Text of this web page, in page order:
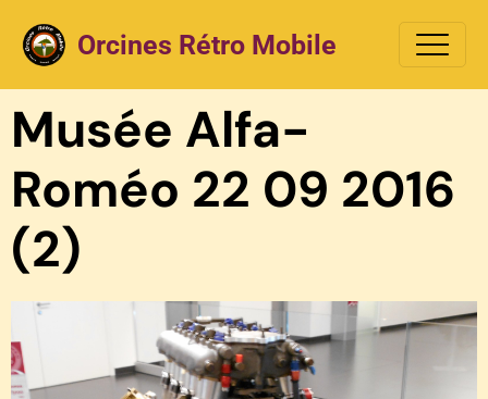
Orcines Rétro Mobile
Musée Alfa-
Roméo 22 09 2016
(2)